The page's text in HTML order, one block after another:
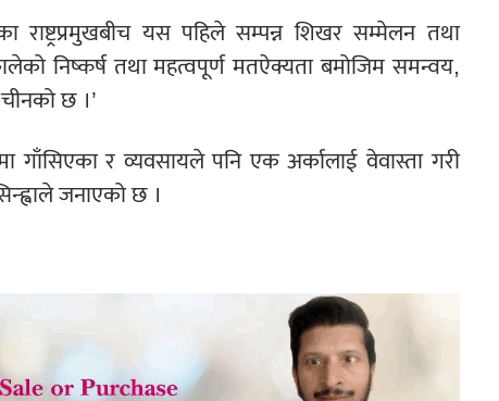
यस पहिले सम्पन्न शिखर सम्मेलन तथा
निष्कर्ष तथा महत्वपूर्ण मतऐक्यता बमोजिम समन्वय,
छ ।’
गाँसिएका र व्यवसायले पनि एक अर्कालाई वेवास्ता गरी
जनाएको छ ।